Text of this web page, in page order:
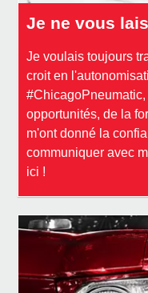
Je ne vous
Je voulais toujours
croit en
opportunités, de la
m'ont donné la
communiquer avec
ici !